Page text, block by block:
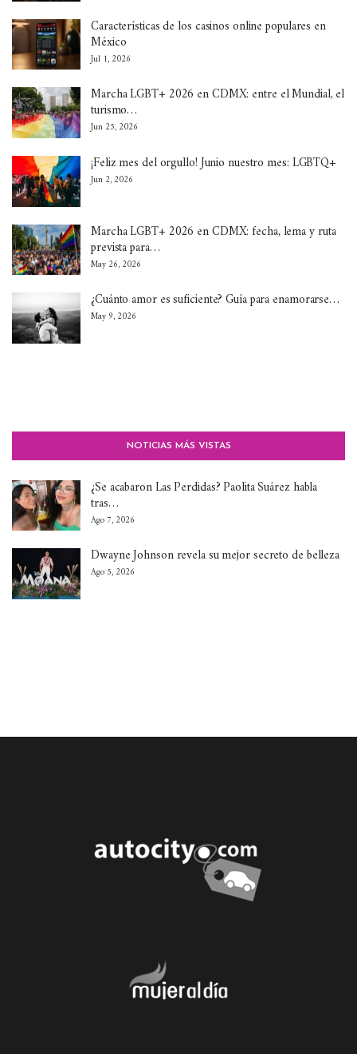
Características de los casinos online populares en
México
Jul 1, 2026
Marcha LGBT+ 2026 en CDMX: entre el Mundial, el
turismo…
Jun 25, 2026
¡Feliz mes del orgullo! Junio nuestro mes: LGBTQ+
Jun 2, 2026
Marcha LGBT+ 2026 en CDMX: fecha, lema y ruta
prevista para…
May 26, 2026
¿Cuánto amor es suficiente? Guía para enamorarse…
May 9, 2026
NOTICIAS MÁS VISTAS
¿Se acabaron Las Perdidas? Paolita Suárez habla
tras…
Ago 7, 2026
Dwayne Johnson revela su mejor secreto de belleza
Ago 5, 2026